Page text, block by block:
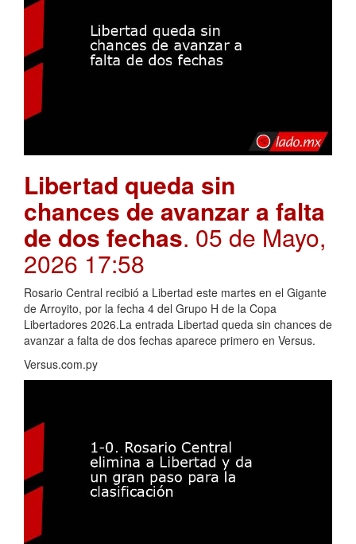
Libertad queda sin
chances de avanzar a falta
de dos fechas. 05 de Mayo,
2026 17:58
Rosario Central recibió a Libertad este martes en el Gigante
de Arroyito, por la fecha 4 del Grupo H de la Copa
Libertadores 2026.La entrada Libertad queda sin chances de
avanzar a falta de dos fechas aparece primero en Versus.
Versus.com.py